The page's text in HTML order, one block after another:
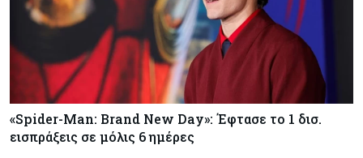
«Spider-Man: Brand New Day»: Έφτασε το 1 δισ.
εισπράξεις σε μόλις 6 ημέρες